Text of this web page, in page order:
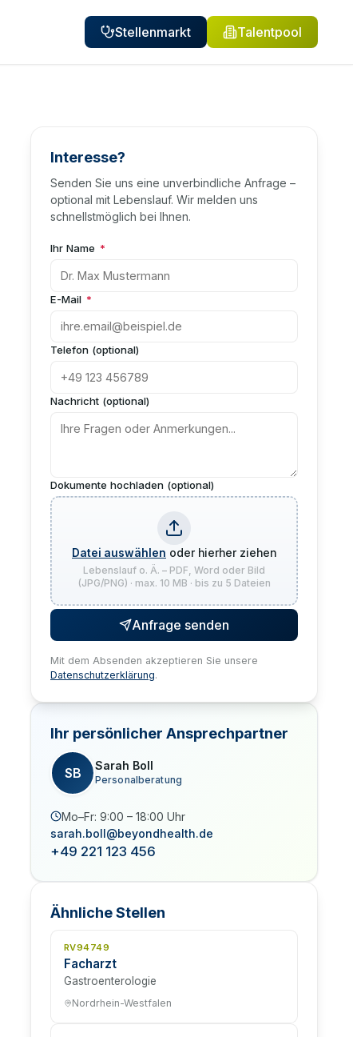
Stellenmarkt Talentpool
Interesse?
Senden Sie uns eine unverbindliche Anfrage –
optional mit Lebenslauf. Wir melden uns
schnellstmöglich bei Ihnen.
Ihr Name *
E-Mail *
Telefon (optional)
Nachricht (optional)
Dokumente hochladen (optional)
Datei auswählen oder hierher ziehen
Lebenslauf o. Ä. – PDF, Word oder Bild
(JPG/PNG) · max. 10 MB · bis zu 5 Dateien
Anfrage senden
Mit dem Absenden akzeptieren Sie unsere
Datenschutzerklärung.
Ihr persönlicher Ansprechpartner
SB Sarah Boll
Personalberatung
Mo–Fr: 9:00 – 18:00 Uhr
sarah.boll@beyondhealth.de
+49 221 123 456
Ähnliche Stellen
RV94749
Facharzt
Gastroenterologie
Nordrhein-Westfalen